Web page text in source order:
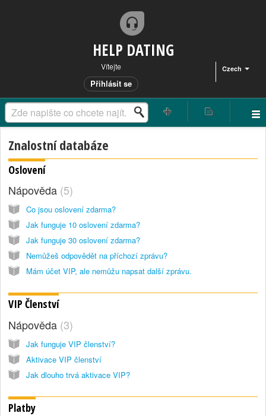
HELP DATING
Czech
Vítejte
Přihlásit se
Znalostní databáze
Oslovení
Nápověda 5
Co jsou oslovení zdarma?
Jak funguje 10 oslovení zdarma?
Jak funguje 30 oslovení zdarma?
Nemůžeš odpovědět na příchozí zprávu?
Mám účet VIP, ale nemůžu napsat další zprávu.
VIP Členství
Nápověda 3
Jak funguje VIP členství?
Aktivace VIP členství
Jak dlouho trvá aktivace VIP?
Platby